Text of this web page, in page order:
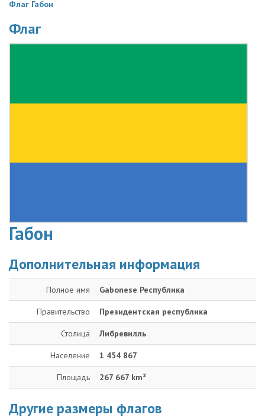
Флаг Габон
Флаг
Габон
Дополнительная информация
Полное имя Gabonese Республика
Правительство Президентская республика
Столица Либревилль
Население 1 454 867
Площадь 267 667 km²
Другие размеры флагов